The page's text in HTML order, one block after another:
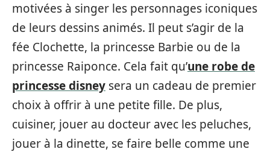
motivées à singer les personnages iconiques
de leurs dessins animés. Il peut s’agir de la
fée Clochette, la princesse Barbie ou de la
princesse Raiponce. Cela fait qu’une robe de
princesse disney sera un cadeau de premier
choix à offrir à une petite fille. De plus,
cuisiner, jouer au docteur avec les peluches,
jouer à la dinette, se faire belle comme une